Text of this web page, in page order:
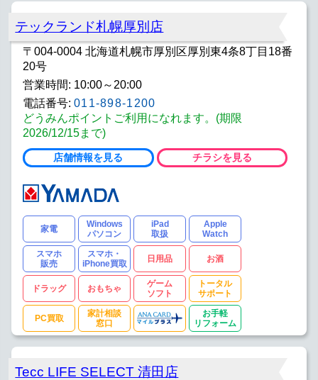
テックランド札幌厚別店
〒004-0004 北海道札幌市厚別区厚別東4条8丁目18番
20号
営業時間: 10:00～20:00
電話番号: 011-898-1200
どうみんポイントご利用になれます。(期限
2026/12/15まで)
店舗情報を見る チラシを見る
家電
Windows
パソコン
iPad
取扱
Apple
Watch
スマホ
販売
スマホ・
iPhone買取
日用品 お酒
ドラッグ おもちゃ
ゲーム
ソフト
トータル
サポート
PC買取
家計相談
窓口
お手軽
リフォーム
Tecc LIFE SELECT 清田店